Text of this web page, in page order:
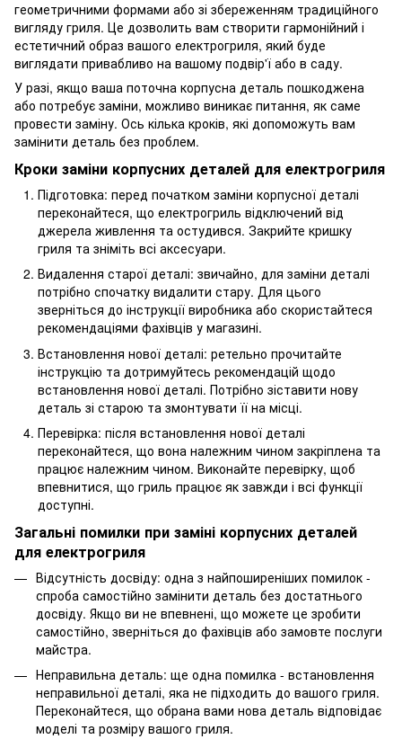
геометричними формами або зі збереженням традиційного
вигляду гриля. Це дозволить вам створити гармонійний і
естетичний образ вашого електрогриля, який буде
виглядати привабливо на вашому подвір'ї або в саду.
У разі, якщо ваша поточна корпусна деталь пошкоджена
або потребує заміни, можливо виникає питання, як саме
провести заміну. Ось кілька кроків, які допоможуть вам
замінити деталь без проблем.
Кроки заміни корпусних деталей для електрогриля
Підготовка: перед початком заміни корпусної деталі
переконайтеся, що електрогриль відключений від
джерела живлення та остудився. Закрийте кришку
гриля та зніміть всі аксесуари.
Видалення старої деталі: звичайно, для заміни деталі
потрібно спочатку видалити стару. Для цього
зверніться до інструкції виробника або скористайтеся
рекомендаціями фахівців у магазині.
Встановлення нової деталі: ретельно прочитайте
інструкцію та дотримуйтесь рекомендацій щодо
встановлення нової деталі. Потрібно зіставити нову
деталь зі старою та змонтувати її на місці.
Перевірка: після встановлення нової деталі
переконайтеся, що вона належним чином закріплена та
працює належним чином. Виконайте перевірку, щоб
впевнитися, що гриль працює як завжди і всі функції
доступні.
Загальні помилки при заміні корпусних деталей
для електрогриля
Відсутність досвіду: одна з найпоширеніших помилок -
спроба самостійно замінити деталь без достатнього
досвіду. Якщо ви не впевнені, що можете це зробити
самостійно, зверніться до фахівців або замовте послуги
майстра.
Неправильна деталь: ще одна помилка - встановлення
неправильної деталі, яка не підходить до вашого гриля.
Переконайтеся, що обрана вами нова деталь відповідає
моделі та розміру вашого гриля.